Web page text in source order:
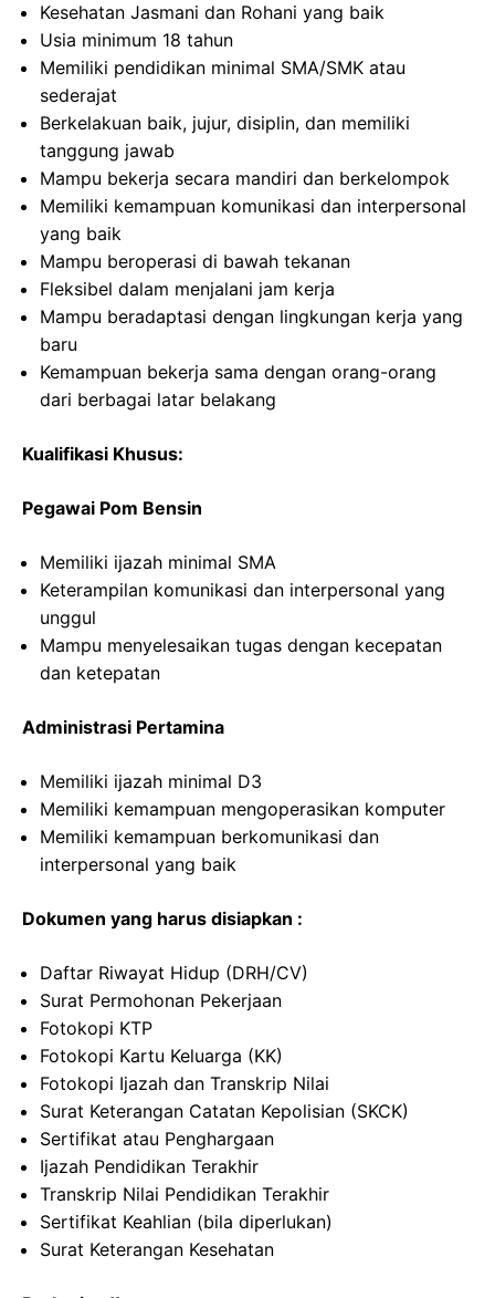
Kesehatan Jasmani dan Rohani yang baik
Usia minimum 18 tahun
Memiliki pendidikan minimal SMA/SMK atau
sederajat
Berkelakuan baik, jujur, disiplin, dan memiliki
tanggung jawab
Mampu bekerja secara mandiri dan berkelompok
Memiliki kemampuan komunikasi dan interpersonal
yang baik
Mampu beroperasi di bawah tekanan
Fleksibel dalam menjalani jam kerja
Mampu beradaptasi dengan lingkungan kerja yang
baru
Kemampuan bekerja sama dengan orang-orang
dari berbagai latar belakang
Kualifikasi Khusus:
Pegawai Pom Bensin
Memiliki ijazah minimal SMA
Keterampilan komunikasi dan interpersonal yang
unggul
Mampu menyelesaikan tugas dengan kecepatan
dan ketepatan
Administrasi Pertamina
Memiliki ijazah minimal D3
Memiliki kemampuan mengoperasikan komputer
Memiliki kemampuan berkomunikasi dan
interpersonal yang baik
Dokumen yang harus disiapkan :
Daftar Riwayat Hidup (DRH/CV)
Surat Permohonan Pekerjaan
Fotokopi KTP
Fotokopi Kartu Keluarga (KK)
Fotokopi Ijazah dan Transkrip Nilai
Surat Keterangan Catatan Kepolisian (SKCK)
Sertifikat atau Penghargaan
Ijazah Pendidikan Terakhir
Transkrip Nilai Pendidikan Terakhir
Sertifikat Keahlian (bila diperlukan)
Surat Keterangan Kesehatan